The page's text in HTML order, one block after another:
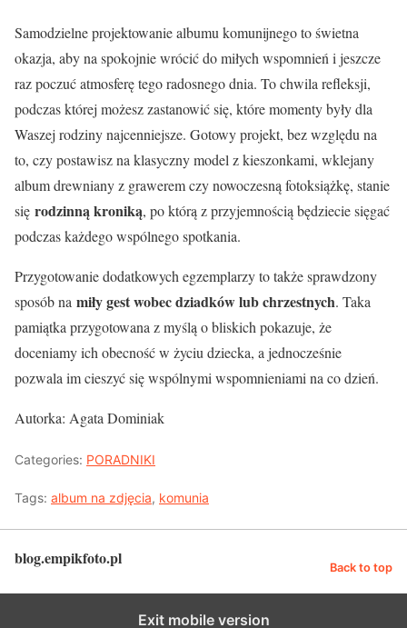
Samodzielne projektowanie albumu komunijnego to świetna
okazja, aby na spokojnie wrócić do miłych wspomnień i jeszcze
raz poczuć atmosferę tego radosnego dnia. To chwila refleksji,
podczas której możesz zastanowić się, które momenty były dla
Waszej rodziny najcenniejsze. Gotowy projekt, bez względu na
to, czy postawisz na klasyczny model z kieszonkami, wklejany
album drewniany z grawerem czy nowoczesną fotoksiążkę, stanie
się rodzinną kroniką, po którą z przyjemnością będziecie sięgać
podczas każdego wspólnego spotkania.
Przygotowanie dodatkowych egzemplarzy to także sprawdzony
sposób na miły gest wobec dziadków lub chrzestnych. Taka
pamiątka przygotowana z myślą o bliskich pokazuje, że
doceniamy ich obecność w życiu dziecka, a jednocześnie
pozwala im cieszyć się wspólnymi wspomnieniami na co dzień.
Autorka: Agata Dominiak
Categories: PORADNIKI
Tags: album na zdjęcia, komunia
blog.empikfoto.pl Back to top
Exit mobile version